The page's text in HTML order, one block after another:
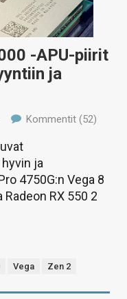
-APU-piirit
ja
Kommentit (52)
ja
4750G:n Vega 8
RX 550 2
Vega Zen 2